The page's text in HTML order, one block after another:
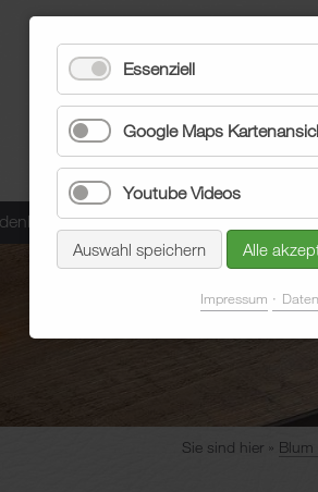
Sonnenschutz
Blum
Sie sind hier
Essenziell
Google Maps
Youtube Videos
Auswahl speichern Alle
Impressum